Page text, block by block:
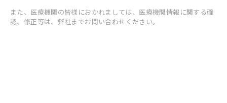
また、医療機関の皆様におかれましては、医療機関情報に関する確
認、修正等は、弊社までお問い合わせください。